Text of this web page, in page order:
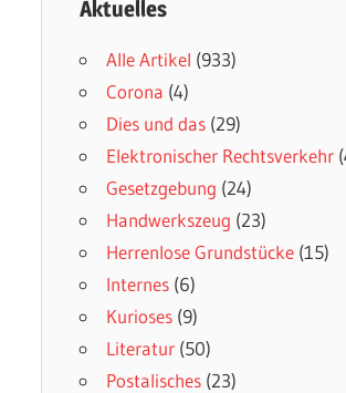
Aktuelles
Alle Artikel (933)
Corona (4)
Dies und das(29)
Elektronischer Rechtsverkehr
Gesetzgebung (24)
Handwerkszeug (23)
Herrenlose Grundstücke(15)
Internes(6)
Kurioses(9)
Literatur(50)
Postalisches(23)